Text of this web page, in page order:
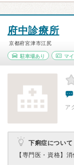
府中診療所
京都府宮津市江尻
駐車場あり マ
ア
下痢症について
【専門医・資格】 消